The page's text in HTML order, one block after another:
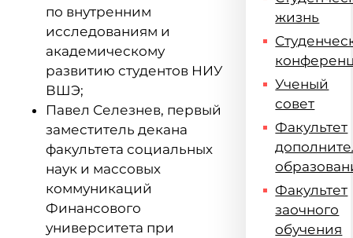
по внутренним
исследованиям и
академическому
развитию студентов НИУ
ВШЭ;
Павел Селезнев, первый
заместитель декана
факультета социальных
наук и массовых
коммуникаций
Финансового
университета при
жизнь
Ученый
совет
Факультет
Факультет
заочного
обучения